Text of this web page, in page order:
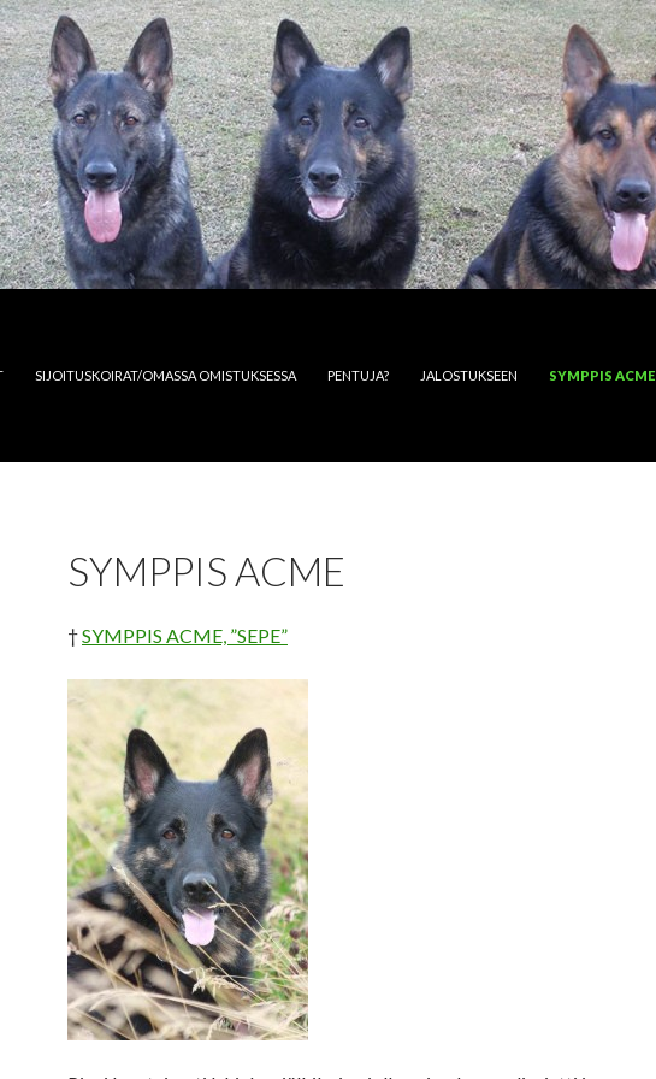
SIJOITUSKOIRAT/OMASSA OMISTUKSESSA PENTUJA? JALOSTUKSEEN SYMPPIS ACME
SYMPPIS ACME
†SYMPPIS ACME, ”SEPE”